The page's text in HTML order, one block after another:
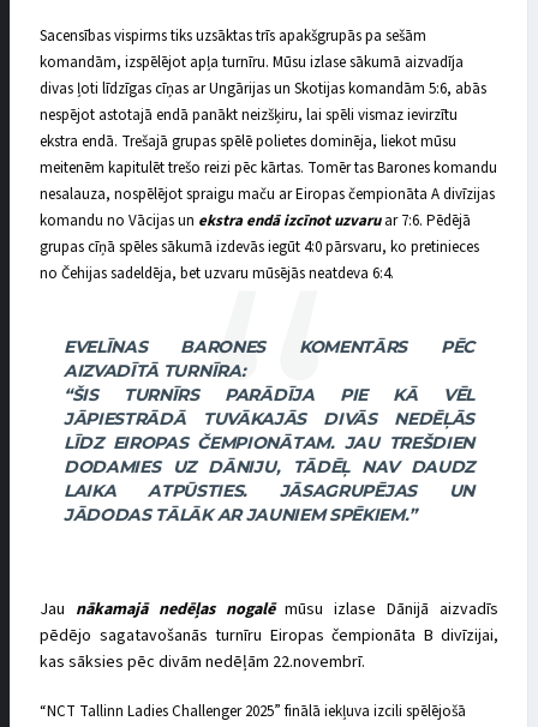
Sacensības vispirms tiks uzsāktas trīs apakšgrupās pa sešām
komandām, izspēlējot apļa turnīru. Mūsu izlase sākumā aizvadīja
divas ļoti līdzīgas cīņas ar Ungārijas un Skotijas komandām 5:6, abās
nespējot astotajā endā panākt neizšķiru, lai spēli vismaz ievirzītu
ekstra endā. Trešajā grupas spēlē polietes dominēja, liekot mūsu
meitenēm kapitulēt trešo reizi pēc kārtas. Tomēr tas Barones komandu
nesalauza, nospēlējot spraigu maču ar Eiropas čempionāta A divīzijas
komandu no Vācijas un ekstra endā izcīnot uzvaruar 7:6. Pēdējā
grupas cīņā spēles sākumā izdevās iegūt 4:0 pārsvaru, ko pretinieces
no Čehijas sadeldēja, bet uzvaru mūsējās neatdeva 6:4.
EVELĪNAS BARONES KOMENTĀRS PĒC
AIZVADĪTĀ TURNĪRA:
“ŠIS TURNĪRS PARĀDĪJA PIE KĀ VĒL
JĀPIESTRĀDĀ TUVĀKAJĀS DIVĀS NEDĒĻĀS
LĪDZ EIROPAS ČEMPIONĀTAM. JAU TREŠDIEN
DODAMIES UZ DĀNIJU, TĀDĒĻ NAV DAUDZ
LAIKA ATPŪSTIES. JĀSAGRUPĒJAS UN
JĀDODAS TĀLĀK AR JAUNIEM SPĒKIEM.”
Jau nākamajā nedēļas nogalēmūsu izlase Dānijā aizvadīs
pēdējo sagatavošanās turnīru Eiropas čempionāta B divīzijai,
kas sāksies pēc divām nedēļām 22.novembrī.
“NCT Tallinn Ladies Challenger 2025” finālā iekļuva izcili spēlējošā